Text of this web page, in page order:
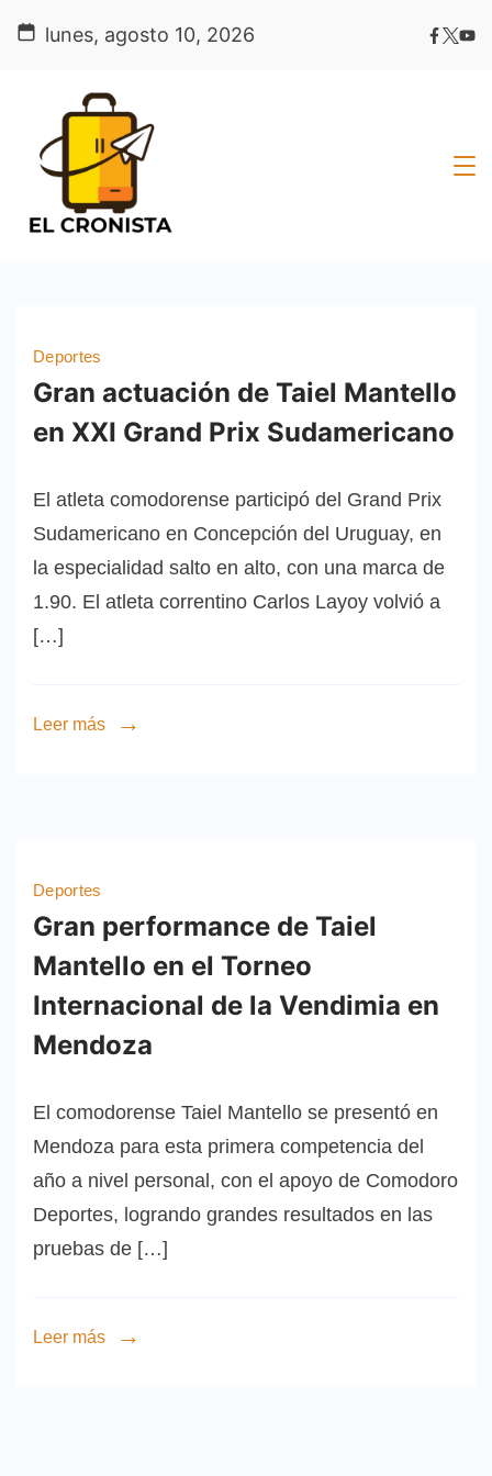
lunes, agosto 10, 2026
Deportes
Gran actuación de Taiel Mantello
en XXI Grand Prix Sudamericano
El atleta comodorense participó del Grand Prix
Sudamericano en Concepción del Uruguay, en
la especialidad salto en alto, con una marca de
1.90. El atleta correntino Carlos Layoy volvió a
[…]
Leer más
Deportes
Gran performance de Taiel
Mantello en el Torneo
Internacional de la Vendimia en
Mendoza
El comodorense Taiel Mantello se presentó en
Mendoza para esta primera competencia del
año a nivel personal, con el apoyo de Comodoro
Deportes, logrando grandes resultados en las
pruebas de […]
Leer más